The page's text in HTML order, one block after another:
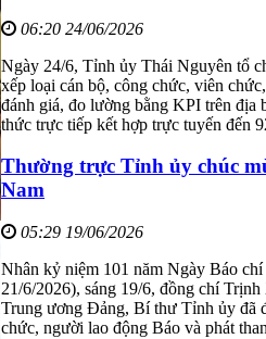
06:20 24/06/2026
Ngày 24/6, Tỉnh ủy Thái Nguyên tổ
xếp loại cán bộ, công chức, viên
đánh giá, đo lường bằng KPI trên
thức trực tiếp kết hợp trực tuyến đến
Thường trực Tỉnh ủy chúc
Nam
05:29 19/06/2026
Nhân kỷ niệm 101 năm Ngày Báo
21/6/2026), sáng 19/6, đồng chí
Trung ương Đảng, Bí thư Tỉnh ủy đã
chức, người lao động Báo và phát